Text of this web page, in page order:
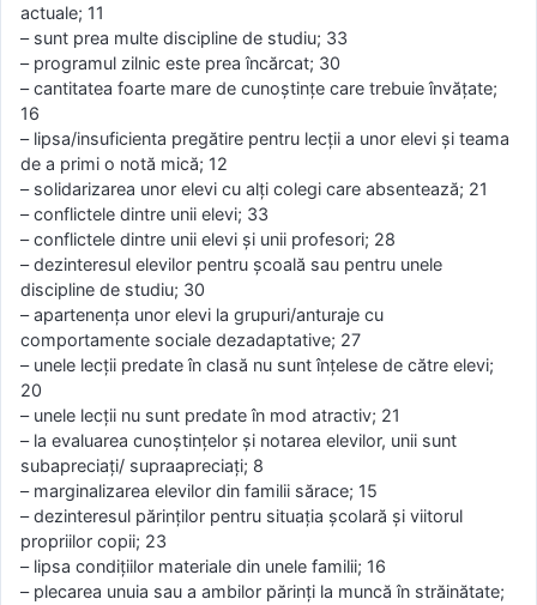
actuale; 11
– sunt prea multe discipline de studiu; 33
– programul zilnic este prea încărcat; 30
– cantitatea foarte mare de cunoştinţe care trebuie învăţate;
16
– lipsa/insuficienta pregătire pentru lecţii a unor elevi şi teama
de a primi o notă mică; 12
– solidarizarea unor elevi cu alţi colegi care absentează; 21
– conflictele dintre unii elevi; 33
– conflictele dintre unii elevi şi unii profesori; 28
– dezinteresul elevilor pentru şcoală sau pentru unele
discipline de studiu; 30
– apartenenţa unor elevi la grupuri/anturaje cu
comportamente sociale dezadaptative; 27
– unele lecţii predate în clasă nu sunt înţelese de către elevi;
20
– unele lecţii nu sunt predate în mod atractiv; 21
– la evaluarea cunoştinţelor şi notarea elevilor, unii sunt
subapreciaţi/ supraapreciaţi; 8
– marginalizarea elevilor din familii sărace; 15
– dezinteresul părinţilor pentru situaţia şcolară şi viitorul
propriilor copii; 23
– lipsa condiţiilor materiale din unele familii; 16
– plecarea unuia sau a ambilor părinţi la muncă în străinătate;